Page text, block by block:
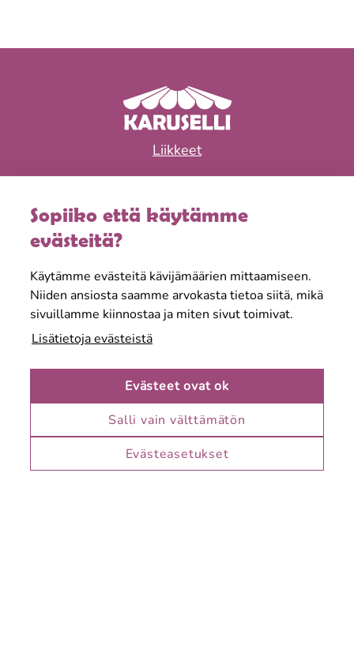
Sopiiko että käytämme
evästeitä?
Käytämme evästeitä kävijämäärien mittaamiseen.
Niiden ansiosta saamme arvokasta tietoa siitä, mikä
sivuillamme kiinnostaa ja miten sivut toimivat.
Lisätietoja evästeistä
Evästeet ovat ok
Salli vain välttämätön
Evästeasetukset
Liikkeet
Tapahtumat & edut
Tietoa meistä
Karuselli on Keravan suosituin täyden palvelun